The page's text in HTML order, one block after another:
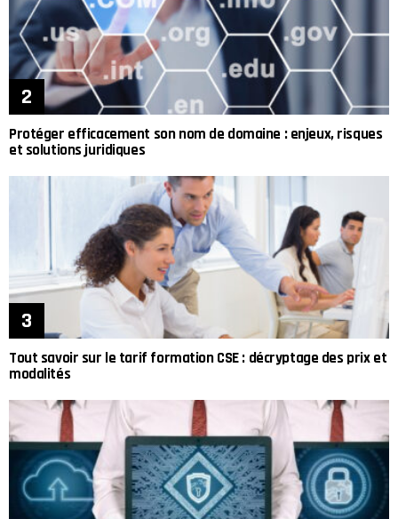
Protéger efficacement son nom de domaine : enjeux, risques
et solutions juridiques
Tout savoir sur le tarif formation CSE : décryptage des prix et
modalités